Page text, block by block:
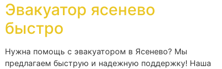
Эвакуатор ясенево
быстро
Нужна помощь с эвакуатором в Ясенево? Мы
предлагаем быструю и надежную поддержку! Наша